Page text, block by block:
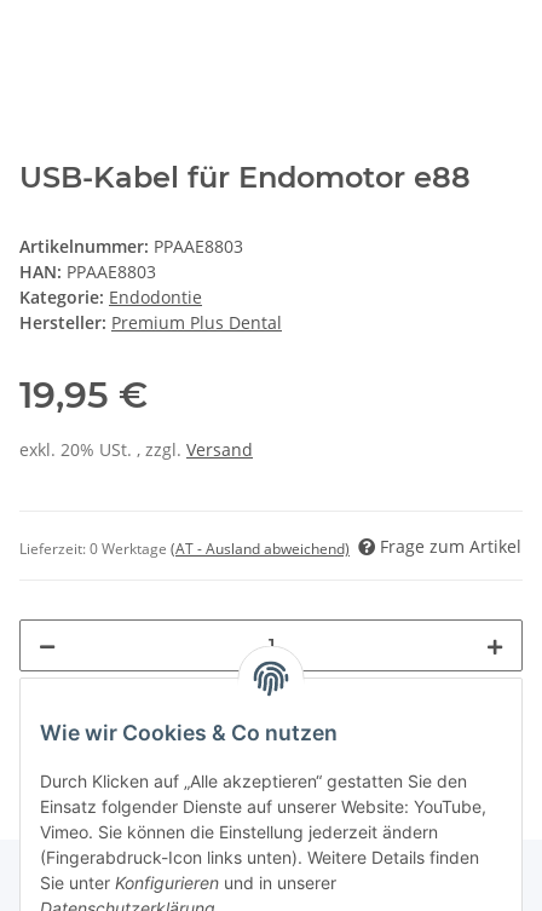
Wie wir Cookies & Co nutzen
Durch Klicken auf „Alle akzeptieren“ gestatten Sie den
Einsatz folgender Dienste auf unserer Website: YouTube,
Vimeo. Sie können die Einstellung jederzeit ändern
(Fingerabdruck-Icon links unten). Weitere Details finden
Sie unter Konfigurieren und in unserer
USB-Kabel für Endomotor e88
Artikelnummer: PPAAE8803
HAN: PPAAE8803
Kategorie: Endodontie
Hersteller: Premium Plus Dental
19,95 €
exkl. 20% USt. , zzgl. Versand
Lieferzeit:0 Werktage (AT - Ausland abweichend) Frage zum Artikel